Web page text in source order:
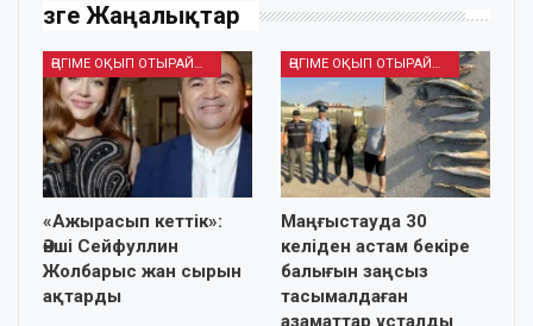
Өзге Жаңалықтар
«Ажырасып кеттік»:
Әнші Сейфуллин
Жолбарыс жан сырын
ақтарды
Маңғыстауда 30
келіден астам бекіре
балығын заңсыз
тасымалдаған
азаматтар ұсталды